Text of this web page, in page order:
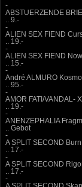
-
ABSTUERZENDE
.. 9.-
-
ALIEN SEX FIEND
.. 19.-
-
ALIEN SEX FIEND
.. 15.-
-
André ALMURO
.. 95.-
-
AMOR FATI/VANDAL-
.. 19.-
-
ANENZEPHALIA
.. Gebot
-
A SPLIT SECOND
.. 17.-
-
A SPLIT SECOND
.. 17.-
-